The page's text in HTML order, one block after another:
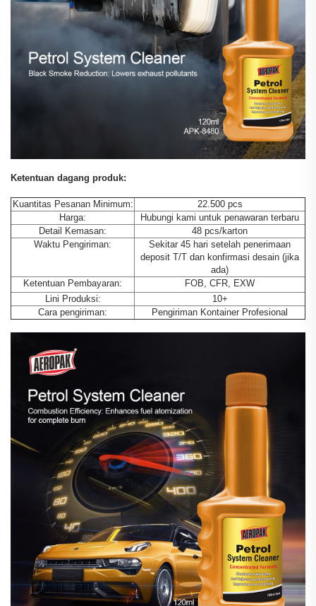
Ketentuan dagang produk:
Kuantitas Pesanan Minimum:
22.500 pcs
Harga:
Hubungi kami untuk penawaran terbaru
Detail Kemasan:
48 pcs/karton
Waktu Pengiriman:
Sekitar 45 hari setelah penerimaan
deposit T/T dan konfirmasi desain (jika
ada)
Ketentuan Pembayaran:
FOB, CFR, EXW
Lini Produksi:
10+
Cara pengiriman:
Pengiriman Kontainer Profesional